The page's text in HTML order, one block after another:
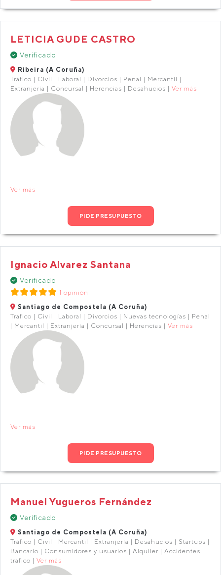
LETICIA GUDE CASTRO
Verificado
Ribeira (A Coruña)
Tráfico | Civil | Laboral | Divorcios | Penal | Mercantil |
Extranjería | Concursal | Herencias | Desahucios | Ver más
Ver más
PIDE PRESUPUESTO
Ignacio Alvarez Santana
Verificado
1 opinión
Santiago de Compostela (A Coruña)
Tráfico | Civil | Laboral | Divorcios | Nuevas tecnologías | Penal
| Mercantil | Extranjería | Concursal | Herencias | Ver más
Ver más
PIDE PRESUPUESTO
Manuel Yugueros Fernández
Verificado
Santiago de Compostela (A Coruña)
Tráfico | Civil | Mercantil | Extranjería | Desahucios | Startups |
Bancario | Consumidores y usuarios | Alquiler | Accidentes
tráfico | Ver más